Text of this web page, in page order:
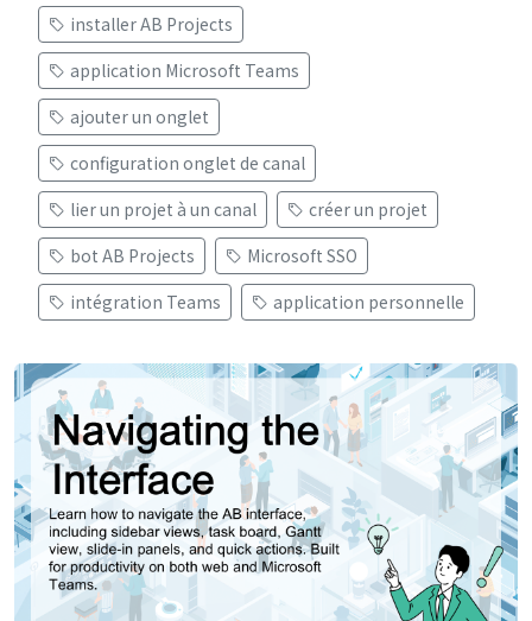
installer AB Projects
application Microsoft Teams
ajouter un onglet
configuration onglet de canal
lier un projet à un canal
créer un projet
bot AB Projects
Microsoft SSO
intégration Teams
application personnelle